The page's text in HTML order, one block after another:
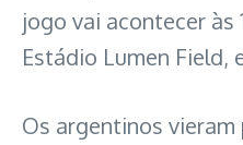
jogo vai acontecer às
Estádio Lumen Field,
Os argentinos